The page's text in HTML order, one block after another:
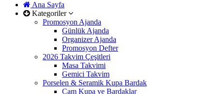
Ana Sayfa
Kategoriler
Promosyon Ajanda
Günlük Ajanda
Organizer Ajanda
Promosyon Defter
2026 Takvim Çeşitleri
Masa Takvimi
Gemici Takvim
Porselen & Seramik Kupa Bardak
Cam Kupa ve Bardaklar